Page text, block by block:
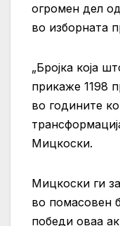
огромен дел
во изборната
„Бројка која
прикаже 1198
во годините
Мицкоски.
Мицкоски ги
во помасовен
победи оваа